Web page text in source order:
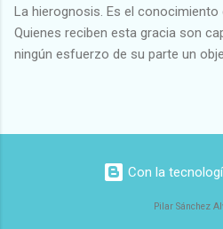
Armonioso-Inarmonioso 4
La hierognosis. Es el conocimiento
Quienes reciben esta gracia son
ningún esfuerzo de su parte un
Con la
Pilar Sánchez